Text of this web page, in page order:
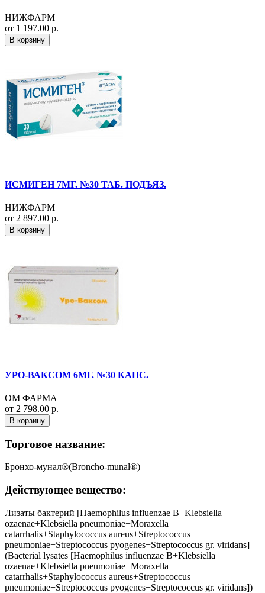
НИЖФАРМ
от 1 197.00 р.
В корзину
ИСМИГЕН 7МГ. №30 ТАБ. ПОДЪЯЗ.
НИЖФАРМ
от 2 897.00 р.
В корзину
УРО-ВАКСОМ 6МГ. №30 КАПС.
ОМ ФАРМА
от 2 798.00 р.
В корзину
Торговое название:
Бронхо-мунал®(Broncho-munal®)
Действующее вещество:
Лизаты бактерий [Haemophilus influenzae B+Klebsiella
ozaenae+Klebsiella pneumoniae+Moraxella
сatarrhalis+Staphylococcus aureus+Streptococcus
pneumoniae+Streptococcus pyogenes+Streptococcus gr. viridans]
(Bacterial lysates [Haemophilus influenzae B+Klebsiella
ozaenae+Klebsiella pneumoniae+Moraxella
сatarrhalis+Staphylococcus aureus+Streptococcus
pneumoniae+Streptococcus pyogenes+Streptococcus gr. viridans])